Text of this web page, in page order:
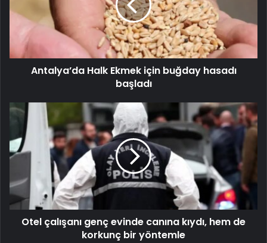
Antalya’da Halk Ekmek için buğday hasadı
başladı
Otel çalışanı genç evinde canına kıydı, hem de
korkunç bir yöntemle